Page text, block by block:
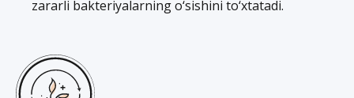
zararli bakteriyalarning o‘sishini to‘xtatadi.